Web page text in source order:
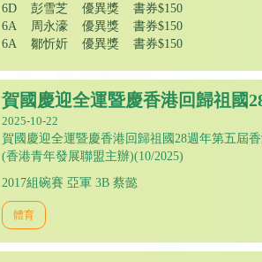
6D 彭雪芝 優異獎 書券$150
6A 周永濠 優異獎 書券$150
6A 鄒忻妡 優異獎 書券$150
賀國慶迎全運暨慶香港回歸祖國
2025-10-22
賀國慶迎全運暨慶香港回歸祖國28週年第五屆
(香港青年發展聯盟主辦)(10/2025)
2017組碗賽 亞軍 3B 蔡懿
體育